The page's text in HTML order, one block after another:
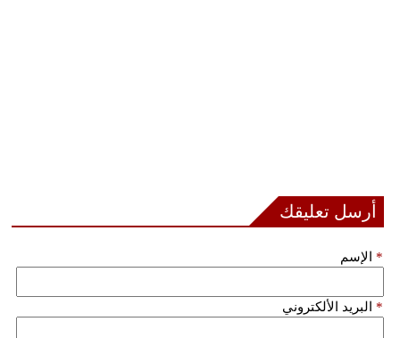
أرسل تعليقك
الإسم *
البريد الألكتروني *